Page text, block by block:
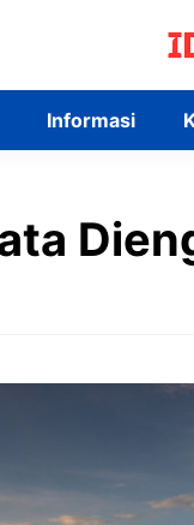
Informasi